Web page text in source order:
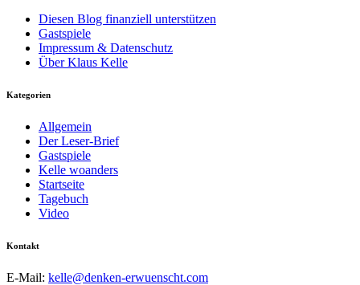
Diesen Blog finanziell unterstützen
Gastspiele
Impressum & Datenschutz
Über Klaus Kelle
Kategorien
Allgemein
Der Leser-Brief
Gastspiele
Kelle woanders
Startseite
Tagebuch
Video
Kontakt
E-Mail: kelle@denken-erwuenscht.com